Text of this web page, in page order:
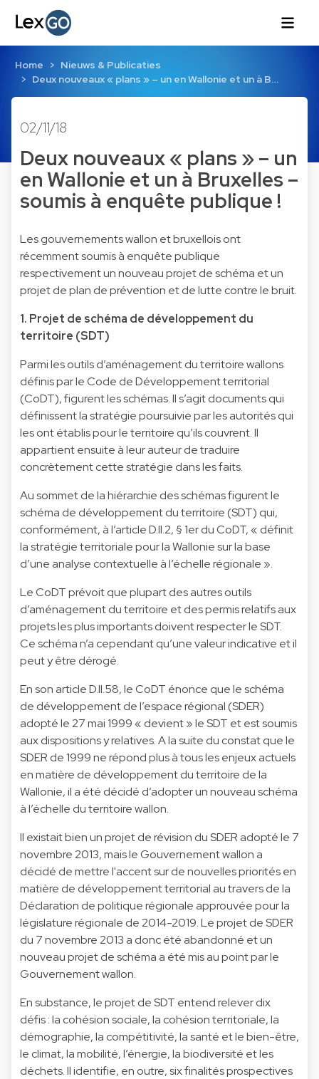
Home
Nieuws & Publicaties
Deux nouveaux « plans » – un en Wallonie et un à B…
02/11/18
Deux nouveaux « plans » – un
en Wallonie et un à Bruxelles –
soumis à enquête publique !
Les gouvernements wallon et bruxellois ont
récemment soumis à enquête publique
respectivement un nouveau projet de schéma et un
projet de plan de prévention et de lutte contre le bruit.
1. Projet de schéma de développement du
territoire (SDT)
Parmi les outils d’aménagement du territoire wallons
définis par le Code de Développement territorial
(CoDT), figurent les schémas. Il s’agit documents qui
définissent la stratégie poursuivie par les autorités qui
les ont établis pour le territoire qu’ils couvrent. Il
appartient ensuite à leur auteur de traduire
concrètement cette stratégie dans les faits.
Au sommet de la hiérarchie des schémas figurent le
schéma de développement du territoire (SDT) qui,
conformément, à l’article D.II.2, § 1er du CoDT, « définit
la stratégie territoriale pour la Wallonie sur la base
d’une analyse contextuelle à l’échelle régionale ».
Le CoDT prévoit que plupart des autres outils
d’aménagement du territoire et des permis relatifs aux
projets les plus importants doivent respecter le SDT.
Ce schéma n’a cependant qu’une valeur indicative et il
peut y être dérogé.
En son article D.II.58, le CoDT énonce que le schéma
de développement de l’espace régional (SDER)
adopté le 27 mai 1999 « devient » le SDT et est soumis
aux dispositions y relatives. A la suite du constat que le
SDER de 1999 ne répond plus à tous les enjeux actuels
en matière de développement du territoire de la
Wallonie, il a été décidé d’adopter un nouveau schéma
à l’échelle du territoire wallon.
Il existait bien un projet de révision du SDER adopté le 7
novembre 2013, mais le Gouvernement wallon a
décidé de mettre l'accent sur de nouvelles priorités en
matière de développement territorial au travers de la
Déclaration de politique régionale approuvée pour la
législature régionale de 2014-2019. Le projet de SDER
du 7 novembre 2013 a donc été abandonné et un
nouveau projet de schéma a été mis au point par le
Gouvernement wallon.
En substance, le projet de SDT entend relever dix
défis : la cohésion sociale, la cohésion territoriale, la
démographie, la compétitivité, la santé et le bien-être,
le climat, la mobilité, l’énergie, la biodiversité et les
déchets. Il identifie, en outre, six finalités prospectives